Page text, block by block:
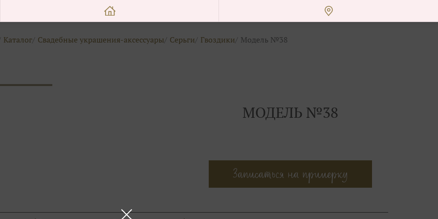
Каталог Свадебные украшения-аксессуары Серьги Гвоздики Модель №38
МОДЕЛЬ №38
Записаться на примерку